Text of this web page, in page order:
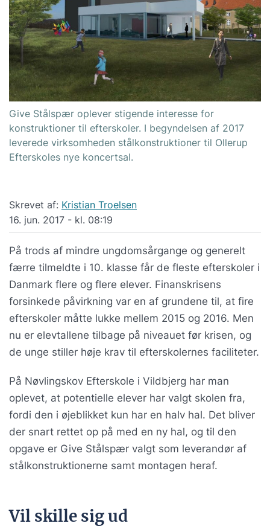
Give Stålspær oplever stigende interesse for
konstruktioner til efterskoler. I begyndelsen af 2017
leverede virksomheden stålkonstruktioner til Ollerup
Efterskoles nye koncertsal.
Skrevet af: Kristian Troelsen
16. jun. 2017 - kl. 08:19
På trods af mindre ungdomsårgange og generelt
færre tilmeldte i 10. klasse får de fleste efterskoler i
Danmark flere og flere elever. Finanskrisens
forsinkede påvirkning var en af grundene til, at fire
efterskoler måtte lukke mellem 2015 og 2016. Men
nu er elevtallene tilbage på niveauet før krisen, og
de unge stiller høje krav til efterskolernes faciliteter.
På Nøvlingskov Efterskole i Vildbjerg har man
oplevet, at potentielle elever har valgt skolen fra,
fordi den i øjeblikket kun har en halv hal. Det bliver
der snart rettet op på med en ny hal, og til den
opgave er Give Stålspær valgt som leverandør af
stålkonstruktionerne samt montagen heraf.
Vil skille sig ud